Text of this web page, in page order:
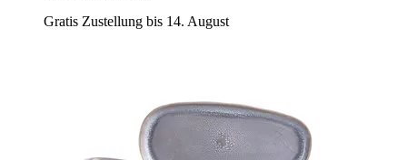
Gratis Zustellung bis 14. August